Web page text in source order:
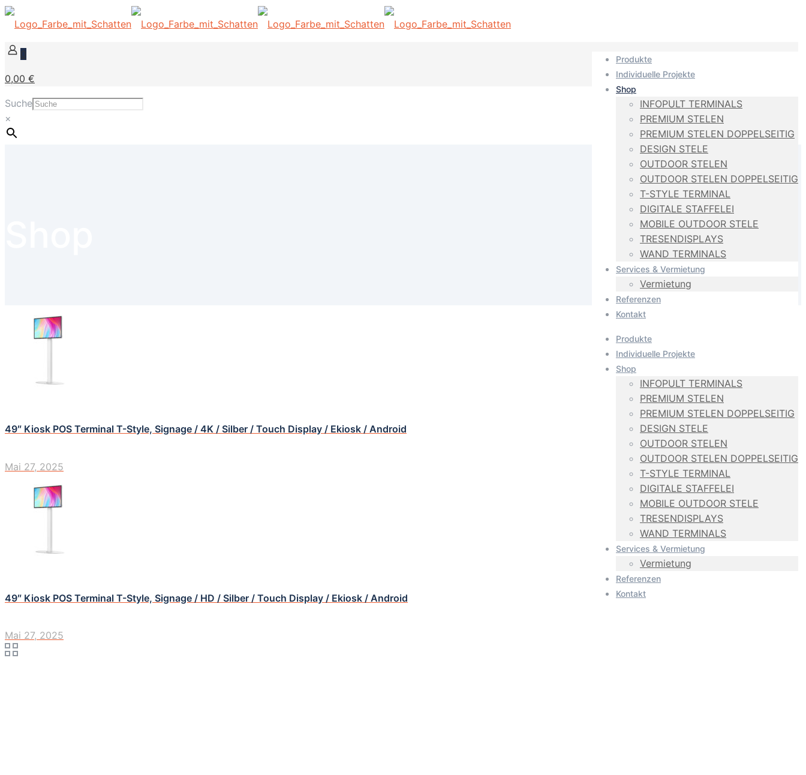
Produkte
Individuelle Projekte
Shop
INFOPULT TERMINALS
PREMIUM STELEN
PREMIUM STELEN DOPPELSEITIG
DESIGN STELE
OUTDOOR STELEN
OUTDOOR STELEN DOPPELSEITIG
T-STYLE TERMINAL
DIGITALE STAFFELEI
MOBILE OUTDOOR STELE
TRESENDISPLAYS
WAND TERMINALS
Services & Vermietung
Vermietung
Referenzen
Kontakt
Produkte
Individuelle Projekte
Shop
INFOPULT TERMINALS
PREMIUM STELEN
PREMIUM STELEN DOPPELSEITIG
DESIGN STELE
OUTDOOR STELEN
OUTDOOR STELEN DOPPELSEITIG
T-STYLE TERMINAL
DIGITALE STAFFELEI
MOBILE OUTDOOR STELE
TRESENDISPLAYS
WAND TERMINALS
Services & Vermietung
Vermietung
Referenzen
Kontakt
0
0,00 €
Suche
×
49″ Kiosk POS Terminal T-Style, Signage / 4K / Silber / Touch Display / Ekiosk / Android
Mai 27, 2025
49″ Kiosk POS Terminal T-Style, Signage / HD / Silber / Touch Display / Ekiosk / Android
Mai 27, 2025